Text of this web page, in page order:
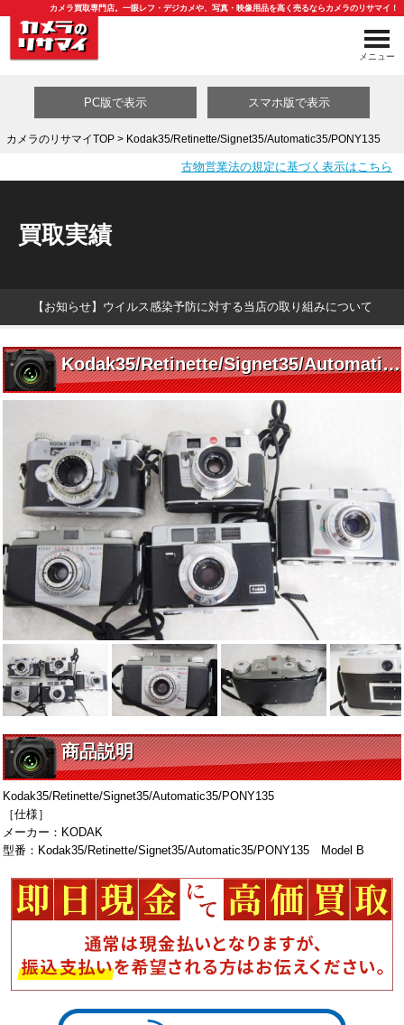
カメラ買取専門店。一眼レフ・デジカメや、写真・映像用品を高く売るならカメラのリサマイ！
メニュー
買取カテゴリ一覧
PC版で表示 スマホ版で表示
カメラのリサマイTOP> Kodak35/Retinette/Signet35/Automatic35/PONY135
古物営業法の規定に基づく表示はこちら
買取実績
【お知らせ】ウイルス感染予防に対する当店の取り組みについて
Kodak35/Retinette/Signet35/Automatic35/PONY135
商品説明
Kodak35/Retinette/Signet35/Automatic35/PONY135
［仕様］
メーカー：KODAK
型番：Kodak35/Retinette/Signet35/Automatic35/PONY135 Model B